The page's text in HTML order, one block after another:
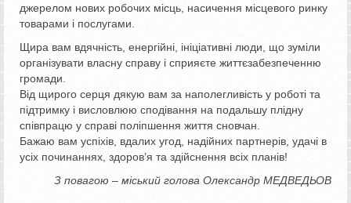
джерелом нових робочих місць, насичення місцевого ринку
товарами і послугами.
Щира вам вдячність, енергійні, ініціативні люди, що зуміли
організувати власну справу і сприяєте життєзабезпеченню
громади.
Від щирого серця дякую вам за наполегливість у роботі та
підтримку і висловлюю сподівання на подальшу плідну
співпрацю у справі поліпшення життя сновчан.
Бажаю вам успіхів, вдалих угод, надійних партнерів, удачі в
усіх починаннях, здоров’я та здійснення всіх планів!
З повагою – міський голова Олександр МЕДВЕДЬОВ